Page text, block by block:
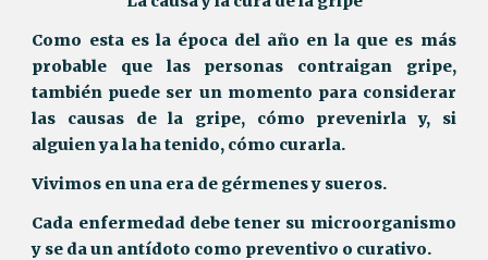
Como esta es la época del año en la que es más
probable que las personas contraigan gripe,
también puede ser un momento para considerar
las causas de la gripe, cómo prevenirla y, si
alguien ya la ha tenido, cómo curarla.
Vivimos en una era de gérmenes y sueros.
Cada enfermedad debe tener su microorganismo
y se da un antídoto como preventivo o curativo.